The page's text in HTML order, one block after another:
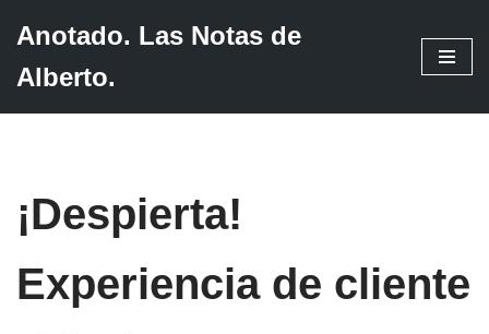
Saltar
Anotado. Las Notas de
Alberto.
¡Despierta!
Experiencia de cliente